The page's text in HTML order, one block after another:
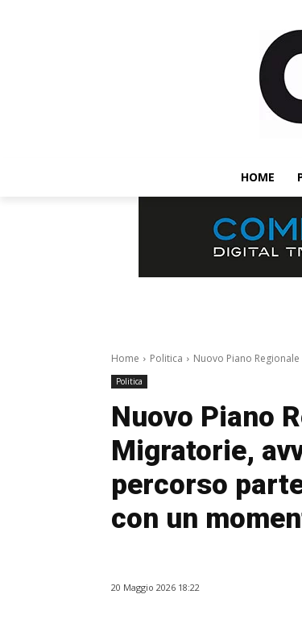
HOME
Home Politica Nuovo Piano
Politica
Nuovo Piano
Migratorie,
percorso
con un
20 Maggio 2026 18:22